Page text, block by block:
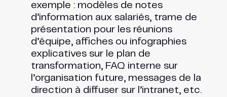
exemple : modèles de notes
d’information aux salariés, trame de
présentation pour les réunions
d’équipe, affiches ou infographies
explicatives sur le plan de
transformation, FAQ interne sur
l’organisation future, messages de la
direction à diffuser sur l’intranet, etc.